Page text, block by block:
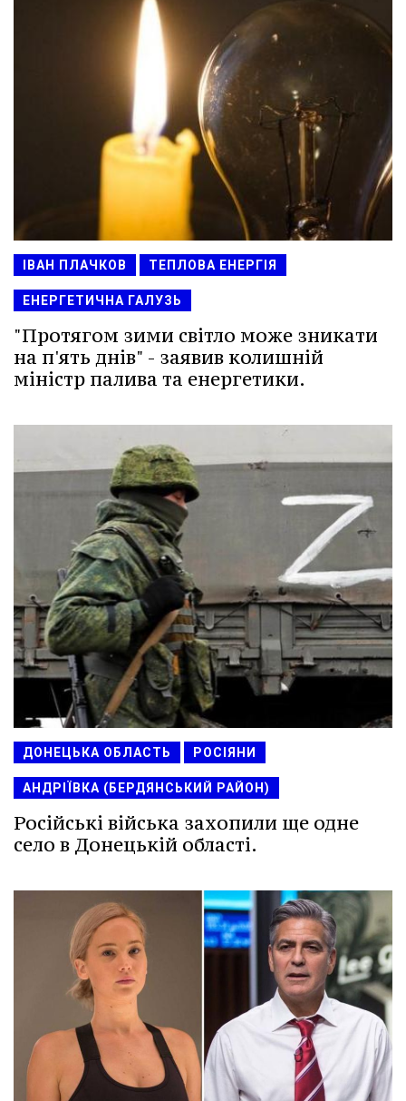
ІВАН ПЛАЧКОВ ТЕПЛОВА ЕНЕРГІЯ
ЕНЕРГЕТИЧНА ГАЛУЗЬ
"Протягом зими світло може зникати
на п'ять днів" - заявив колишній
міністр палива та енергетики.
ДОНЕЦЬКА ОБЛАСТЬ РОСІЯНИ
АНДРІЇВКА (БЕРДЯНСЬКИЙ РАЙОН)
Російські війська захопили ще одне
село в Донецькій області.